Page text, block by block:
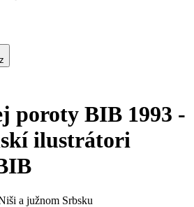
poroty BIB 1993 -
ilustrátori
a južnom Srbsku